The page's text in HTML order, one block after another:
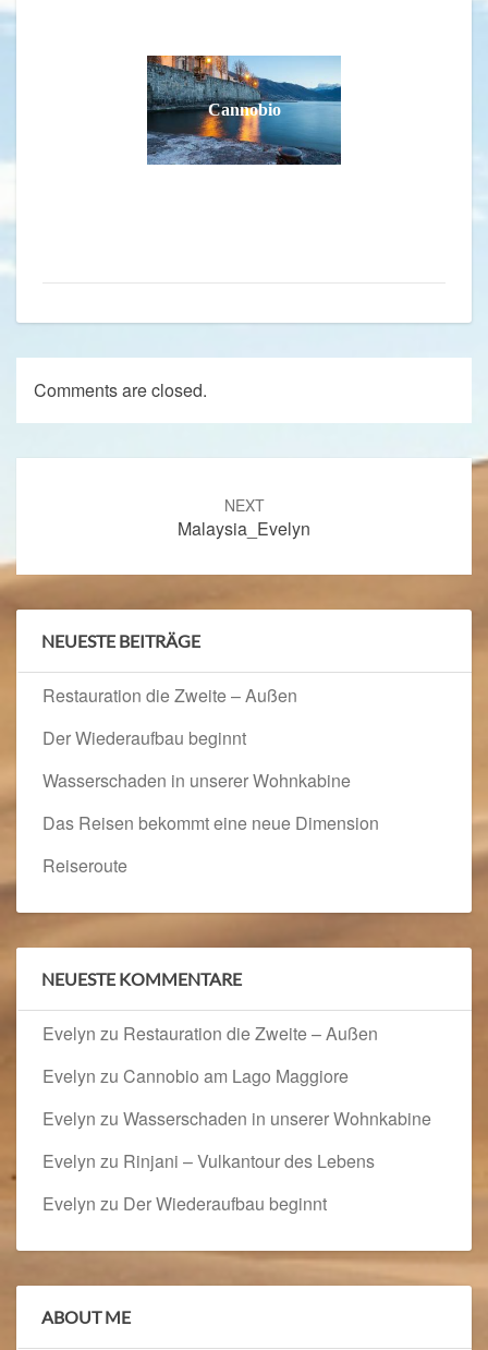
Cannobio
Comments are closed.
NEXT
Malaysia_Evelyn
NEUESTE BEITRÄGE
Restauration die Zweite – Außen
Der Wiederaufbau beginnt
Wasserschaden in unserer Wohnkabine
Das Reisen bekommt eine neue Dimension
Reiseroute
NEUESTE KOMMENTARE
Evelyn zu Restauration die Zweite – Außen
Evelyn zu Cannobio am Lago Maggiore
Evelyn zu Wasserschaden in unserer Wohnkabine
Evelyn zu Rinjani – Vulkantour des Lebens
Evelyn zu Der Wiederaufbau beginnt
ABOUT ME